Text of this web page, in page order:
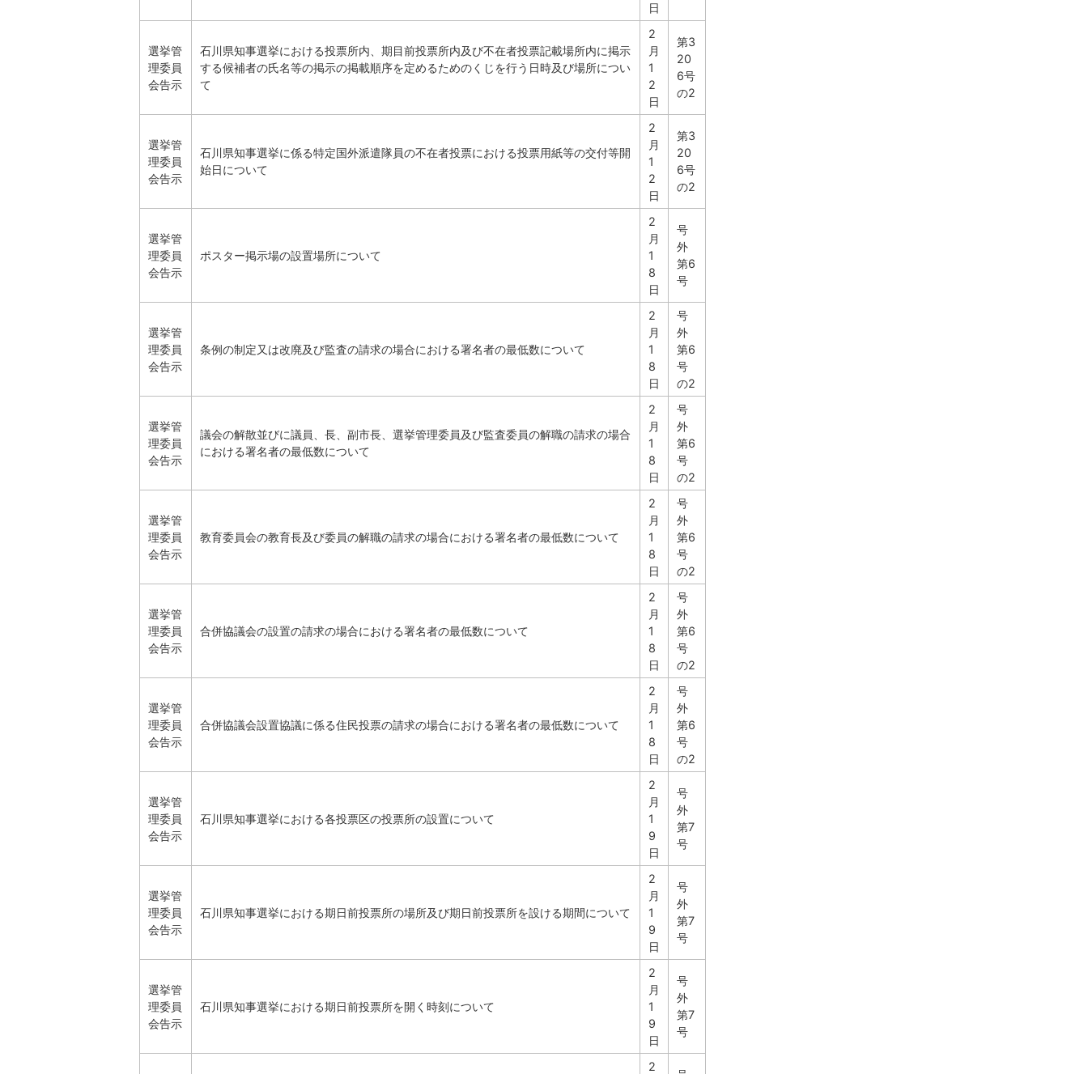
日
選挙管
理委員
会告示
石川県知事選挙における投票所内、期目前投票所内及び不在者投票記載場所内に掲示
する候補者の氏名等の掲示の掲載順序を定めるためのくじを行う日時及び場所につい
て
2
月
1
2
日
第3
20
6号
の2
選挙管
理委員
会告示
石川県知事選挙に係る特定国外派遣隊員の不在者投票における投票用紙等の交付等開
始日について
2
月
1
2
日
第3
20
6号
の2
選挙管
理委員
会告示
ポスター掲示場の設置場所について
2
月
1
8
日
号
外
第6
号
選挙管
理委員
会告示
条例の制定又は改廃及び監査の請求の場合における署名者の最低数について
2
月
1
8
日
号
外
第6
号
の2
選挙管
理委員
会告示
議会の解散並びに議員、長、副市長、選挙管理委員及び監査委員の解職の請求の場合
における署名者の最低数について
2
月
1
8
日
号
外
第6
号
の2
選挙管
理委員
会告示
教育委員会の教育長及び委員の解職の請求の場合における署名者の最低数について
2
月
1
8
日
号
外
第6
号
の2
選挙管
理委員
会告示
合併協議会の設置の請求の場合における署名者の最低数について
2
月
1
8
日
号
外
第6
号
の2
選挙管
理委員
会告示
合併協議会設置協議に係る住民投票の請求の場合における署名者の最低数について
2
月
1
8
日
号
外
第6
号
の2
選挙管
理委員
会告示
石川県知事選挙における各投票区の投票所の設置について
2
月
1
9
日
号
外
第7
号
選挙管
理委員
会告示
石川県知事選挙における期日前投票所の場所及び期日前投票所を設ける期間について
2
月
1
9
日
号
外
第7
号
選挙管
理委員
会告示
石川県知事選挙における期日前投票所を開く時刻について
2
月
1
9
日
号
外
第7
号
2